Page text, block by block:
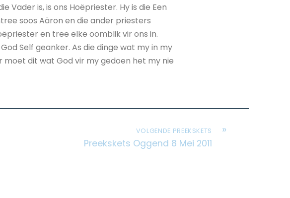
Vader is, is ons Hoëpriester. Hy is die Een
soos Aäron en die ander priesters
en tree elke oomblik vir ons in.
Self geanker. As die dinge wat my in my
dit wat God vir my gedoen het my nie
»
VOLGENDE PREEKSKETS
Preekskets Oggend 8 Mei 2011